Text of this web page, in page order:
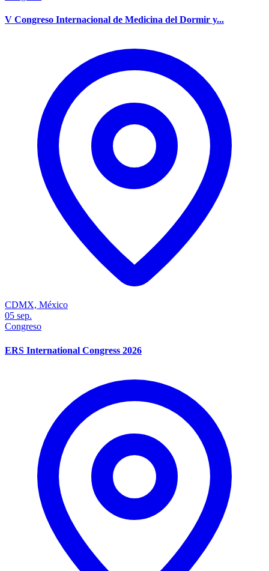
V Congreso Internacional de Medicina del Dormir y...
CDMX, México
05 sep.
Congreso
ERS International Congress 2026